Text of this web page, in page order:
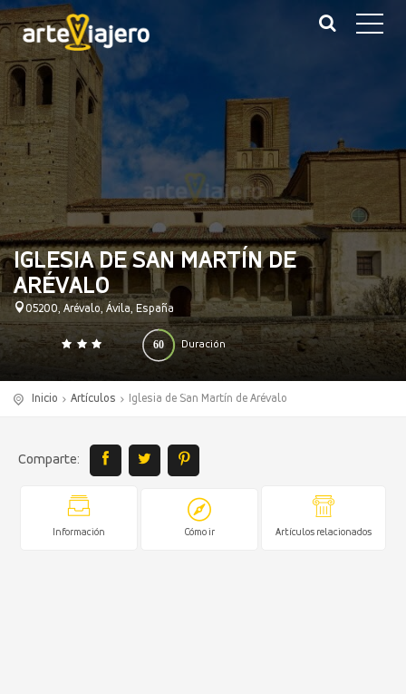
IGLESIA DE SAN MARTÍN DE
ARÉVALO
05200, Arévalo, Ávila, España
Duración
60
0 140
Inicio Artículos Iglesia de San Martín de Arévalo
Comparte:
Información Cómo ir Artículos relacionados